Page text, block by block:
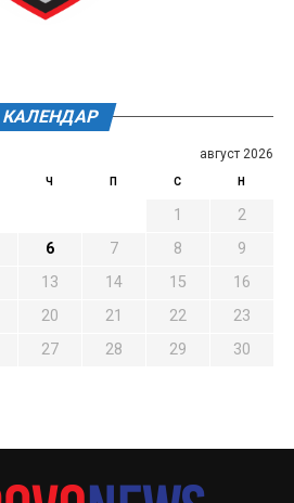
КАЛЕНДАР
август 2026
Ч П С Н
1
2
6 7 8
9
13 14 15
16
20 21 22
23
27 28 29
30